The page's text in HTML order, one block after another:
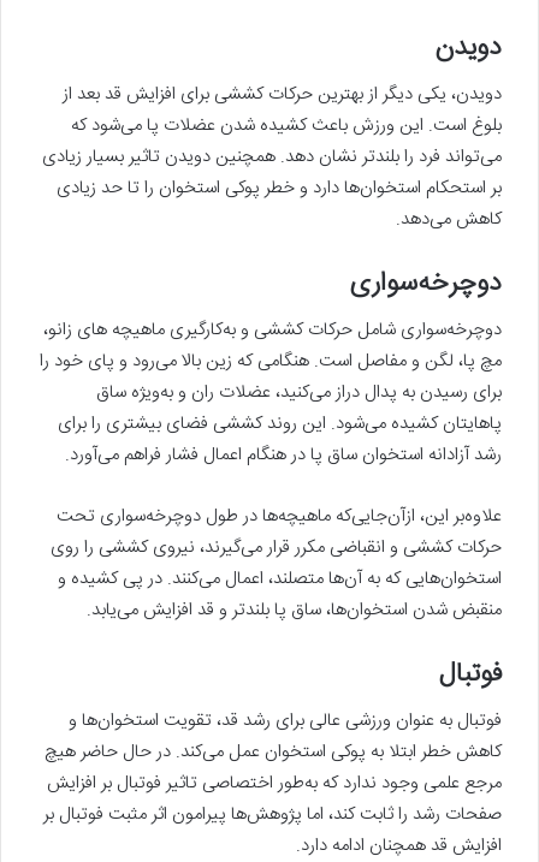
دویدن
دویدن، یکی دیگر از بهترین حرکات کششی برای افزایش قد بعد از
بلوغ است. این ورزش باعث کشیده شدن عضلات پا می‌شود که
می‌تواند فرد را بلندتر نشان دهد. همچنین دویدن تاثیر بسیار زیادی
بر استحکام استخوان‌ها دارد و خطر پوکی استخوان را تا حد زیادی
کاهش می‌دهد.
دوچرخه‌سواری
دوچرخه‌سواری شامل حرکات کششی و به‌کارگیری ماهیچه های زانو،
مچ پا، لگن و مفاصل است. هنگامی که زین بالا می‌رود و پای خود را
برای رسیدن به پدال دراز می‌کنید، عضلات ران و به‌ویژه ساق
پاهایتان کشیده می‌شود. این روند کششی فضای بیشتری را برای
رشد آزادانه استخوان ساق پا در هنگام اعمال فشار فراهم می‌آورد.
علاوه‌بر این، ازآن‌جایی‌که ماهیچه‌ها در طول دوچرخه‌سواری تحت
حرکات کششی و انقباضی مکرر قرار می‌گیرند، نیروی کششی را روی
استخوان‌هایی که به آن‌ها متصلند، اعمال می‌کنند. در پی کشیده و
منقبض شدن استخوان‌ها، ساق پا بلندتر و قد افزایش می‌یابد.
فوتبال
فوتبال به عنوان ورزشی عالی برای رشد قد، تقویت استخوان‌ها و
کاهش خطر ابتلا به پوکی استخوان عمل می‌کند. در حال حاضر هیچ
مرجع علمی وجود ندارد که به‌طور اختصاصی تاثیر فوتبال بر افزایش
صفحات رشد را ثابت کند، اما پژوهش‌ها پیرامون اثر مثبت فوتبال بر
افزایش قد همچنان ادامه دارد.